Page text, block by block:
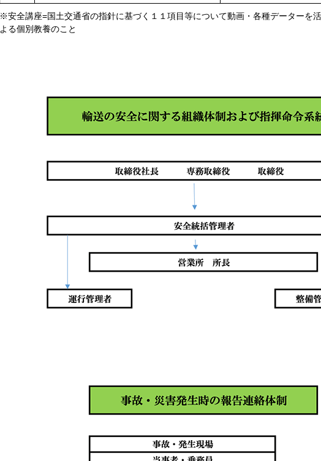
※安全講座=国土交通省の指針に基づく１１項目等について動画・各種データーを
よる個別教養のこと